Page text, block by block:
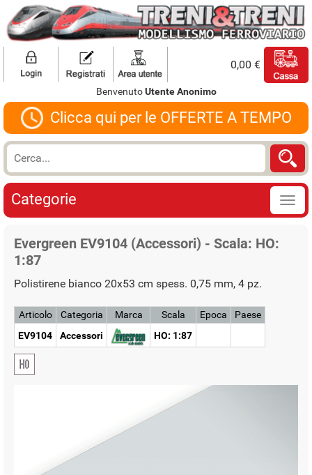
0,00 €
BenvenutoUtente Anonimo
Clicca qui per le OFFERTE A TEMPO
Categorie
Evergreen EV9104 (Accessori) - Scala: HO:
1:87
Polistirene bianco 20x53 cm spess. 0,75 mm, 4 pz.
Articolo
EV9104
Categoria
Accessori
Marca
Scala
HO: 1:87
Epoca Paese